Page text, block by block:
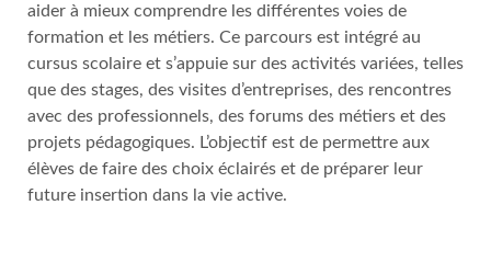
aider à mieux comprendre les différentes voies de
formation et les métiers. Ce parcours est intégré au
cursus scolaire et s’appuie sur des activités variées, telles
que des stages, des visites d’entreprises, des rencontres
avec des professionnels, des forums des métiers et des
projets pédagogiques. L’objectif est de permettre aux
élèves de faire des choix éclairés et de préparer leur
future insertion dans la vie active.